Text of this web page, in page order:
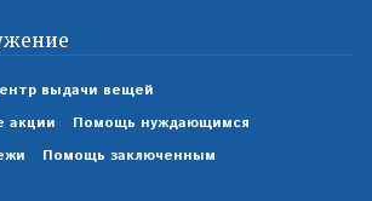
выдачи вещей
акции
Помощь нуждающимся
Помощь заключенным